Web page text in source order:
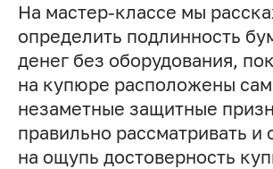
На мастер-классе мы
определить подлинность
денег без оборудования,
на купюре расположены
незаметные защитные
правильно рассматривать и
на ощупь достоверность